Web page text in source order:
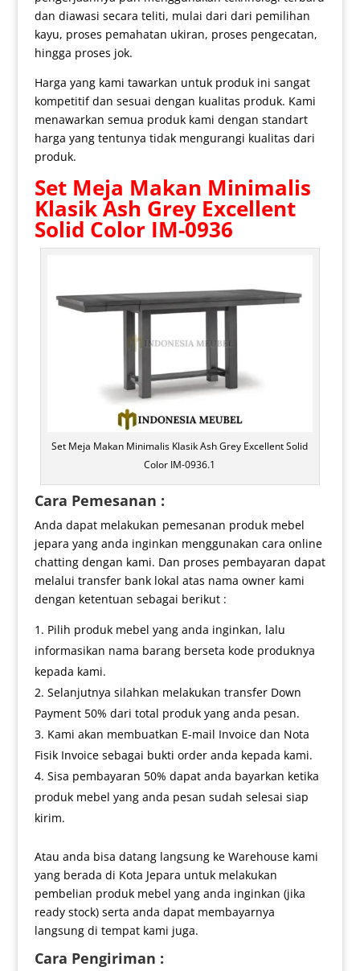
dan diawasi secara teliti, mulai dari dari pemilihan
kayu, proses pemahatan ukiran, proses pengecatan,
hingga proses jok.
Harga yang kami tawarkan untuk produk ini sangat
kompetitif dan sesuai dengan kualitas produk. Kami
menawarkan semua produk kami dengan standart
harga yang tentunya tidak mengurangi kualitas dari
produk.
Set Meja Makan Minimalis
Klasik Ash Grey Excellent
Solid Color IM-0936
Set Meja Makan Minimalis Klasik Ash Grey Excellent Solid
Color IM-0936.1
Cara Pemesanan :
Anda dapat melakukan pemesanan produk mebel
jepara yang anda inginkan menggunakan cara online
chatting dengan kami. Dan proses pembayaran dapat
melalui transfer bank lokal atas nama owner kami
dengan ketentuan sebagai berikut :
Pilih produk mebel yang anda inginkan, lalu
informasikan nama barang berseta kode produknya
kepada kami.
Selanjutnya silahkan melakukan transfer Down
Payment 50% dari total produk yang anda pesan.
Kami akan membuatkan E-mail Invoice dan Nota
Fisik Invoice sebagai bukti order anda kepada kami.
Sisa pembayaran 50% dapat anda bayarkan ketika
produk mebel yang anda pesan sudah selesai siap
kirim.
Atau anda bisa datang langsung ke Warehouse kami
yang berada di Kota Jepara untuk melakukan
pembelian produk mebel yang anda inginkan (jika
ready stock) serta anda dapat membayarnya
langsung di tempat kami juga.
Cara Pengiriman :